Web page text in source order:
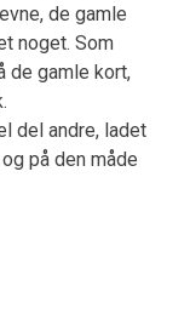
de gamle
noget. Som
de gamle kort,
del andre, ladet
på den måde